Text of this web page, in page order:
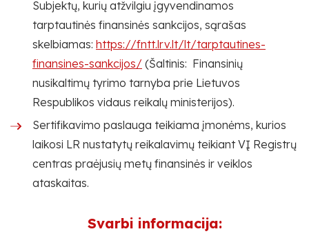
Subjektų, kurių atžvilgiu įgyvendinamos
tarptautinės finansinės sankcijos, sąrašas
skelbiamas: https://fntt.lrv.lt/lt/tarptautines-
finansines-sankcijos/ (Šaltinis: Finansinių
nusikaltimų tyrimo tarnyba prie Lietuvos
Respublikos vidaus reikalų ministerijos).
Sertifikavimo paslauga teikiama įmonėms, kurios
laikosi LR nustatytų reikalavimų teikiant VĮ Registrų
centras praėjusių metų finansinės ir veiklos
ataskaitas.
Svarbi informacija: